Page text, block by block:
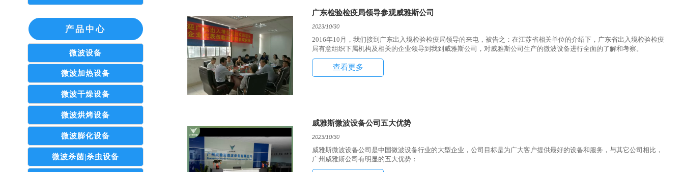
产品中心
微波设备
微波加热设备
微波干燥设备
微波烘烤设备
微波膨化设备
微波杀菌|杀虫设备
广东检验检疫局领导参观威雅斯公司
2023/10/30
2016年10月，我们接到广东出入境检验检疫局领导的来电，被告之：在江苏省相关单位的介绍下，广东省出入境检验检疫
局有意组织下属机构及相关的企业领导到我到威雅斯公司，对威雅斯公司生产的微波设备进行全面的了解和考察。
查看更多
威雅斯微波设备公司五大优势
2023/10/30
威雅斯微波设备公司是中国微波设备行业的大型企业，公司目标是为广大客户提供最好的设备和服务，与其它公司相比，
广州威雅斯公司有明显的五大优势：